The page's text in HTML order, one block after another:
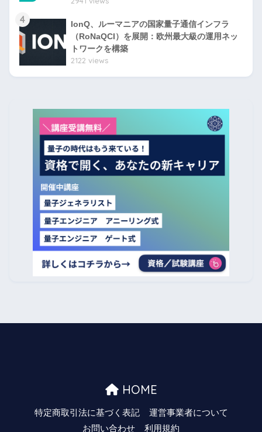
4
IonQ、ルーマニアの国家量子通信インフラ
（RoNaQCI）を展開：欧州最大級の運用ネッ
トワークを構築
2122 views
HOME
特定商取引法に基づく表記
運営事業者について
お問い合わせ
利用規約